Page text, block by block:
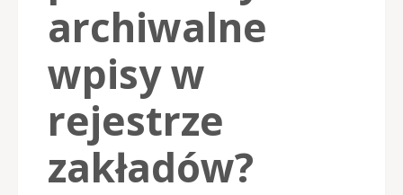
archiwalne
wpisy w
rejestrze
zakładów?